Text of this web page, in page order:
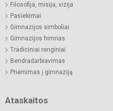
Filosofija, misija, vizija
Pasiekimai
Gimnazijos simboliai
Gimnazijos himnas
Tradiciniai renginiai
Bendradarbiavimas
Priėmimas į gimnaziją
Ataskaitos